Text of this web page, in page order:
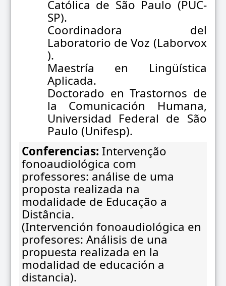
Católica de São Paulo (PUC-
SP).
Coordinadora del
Laboratorio de Voz (Laborvox
).
Maestría en Lingüística
Aplicada.
Doctorado en Trastornos de
la Comunicación Humana,
Universidad Federal de São
Paulo (Unifesp).
Conferencias: Intervenção
fonoaudiológica com
professores: análise de uma
proposta realizada na
modalidade de Educação a
Distância.
(Intervención fonoaudiológica en
profesores: Análisis de una
propuesta realizada en la
modalidad de educación a
distancia).